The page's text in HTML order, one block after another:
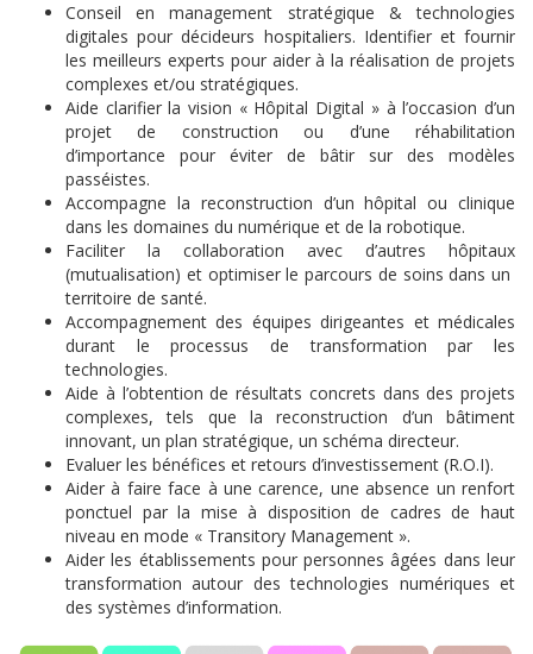
Conseil en management stratégique & technologies
digitales pour décideurs hospitaliers. Identifier et fournir
les meilleurs experts pour aider à la réalisation de projets
complexes et/ou stratégiques.
Aide clarifier la vision « Hôpital Digital » à l’occasion d’un
projet de construction ou d’une réhabilitation
d’importance pour éviter de bâtir sur des modèles
passéistes.
Accompagne la reconstruction d’un hôpital ou clinique
dans les domaines du numérique et de la robotique.
Faciliter la collaboration avec d’autres hôpitaux
(mutualisation) et optimiser le parcours de soins dans un
territoire de santé.
Accompagnement des équipes dirigeantes et médicales
durant le processus de transformation par les
technologies.
Aide à l’obtention de résultats concrets dans des projets
complexes, tels que la reconstruction d’un bâtiment
innovant, un plan stratégique, un schéma directeur.
Evaluer les bénéfices et retours d’investissement (R.O.I).
Aider à faire face à une carence, une absence un renfort
ponctuel par la mise à disposition de cadres de haut
niveau en mode « Transitory Management ».
Aider les établissements pour personnes âgées dans leur
transformation autour des technologies numériques et
des systèmes d’information.